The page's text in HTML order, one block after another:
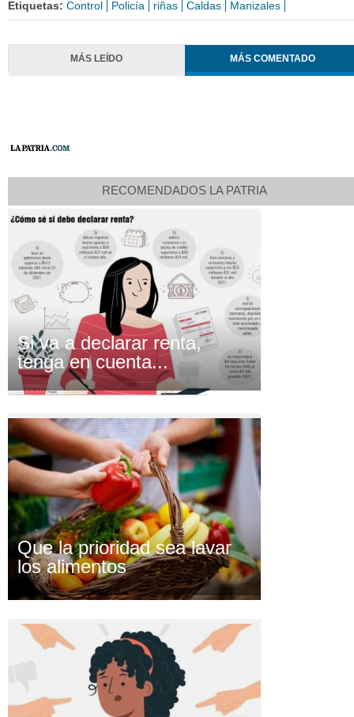
Etiquetas: Control Policía riñas Caldas Manizales
MÁS LEÍDO MÁS COMENTADO
RECOMENDADOS LA PATRIA
Si va a declarar renta,
tenga en cuenta...
Que la prioridad sea lavar
los alimentos